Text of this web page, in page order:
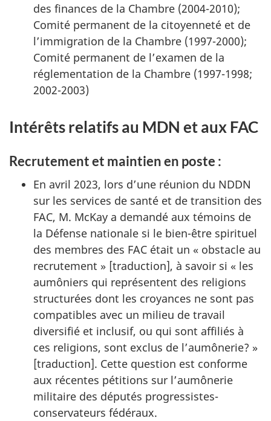
des finances de la Chambre (2004-2010);
Comité permanent de la citoyenneté et de
l’immigration de la Chambre (1997-2000);
Comité permanent de l’examen de la
réglementation de la Chambre (1997-1998;
2002-2003)
Intérêts relatifs au MDN et aux FAC
Recrutement et maintien en poste :
En avril 2023, lors d’une réunion du NDDN
sur les services de santé et de transition des
FAC, M. McKay a demandé aux témoins de
la Défense nationale si le bien-être spirituel
des membres des FAC était un « obstacle au
recrutement » [traduction], à savoir si « les
aumôniers qui représentent des religions
structurées dont les croyances ne sont pas
compatibles avec un milieu de travail
diversifié et inclusif, ou qui sont affiliés à
ces religions, sont exclus de l’aumônerie? »
[traduction]. Cette question est conforme
aux récentes pétitions sur l’aumônerie
militaire des députés progressistes-
conservateurs fédéraux.